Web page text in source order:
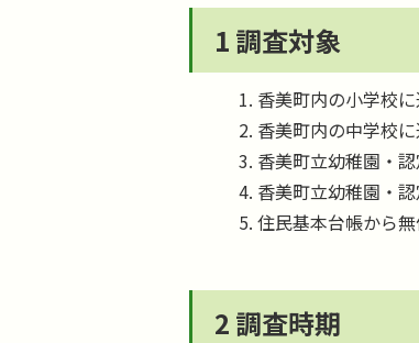
1 調査対象
香美町内の小学校
香美町内の中学校
香美町立幼稚園・
香美町立幼稚園・
住民基本台帳から
2 調査時期